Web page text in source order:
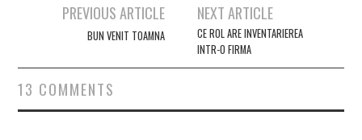
navigation
PREVIOUS ARTICLE
BUN VENIT TOAMNA
NEXT ARTICLE
CE ROL ARE INVENTARIEREA
INTR-O FIRMA
13 COMMENTS